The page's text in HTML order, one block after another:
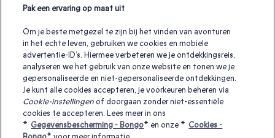
Zoek je een origineel vaderdag cadeau
Pak een ervaring op maat uit
Om je beste metgezel te zijn bij het vinden van avonturen
in het echte leven, gebruiken we cookies en mobiele
advertentie-ID’s. Hiermee verbeteren we je ontdekkingsreis,
analyseren we het gebruik van onze website en tonen we je
gepersonaliseerde en niet-gepersonaliseerde ontdekkingen.
Je kunt alle cookies accepteren, je voorkeuren beheren via
Cookie-instellingen of doorgaan zonder niet-essentiële
cookies te accepteren. Lees meer in ons
* Gegevensbescherming - Bongo* en onze * Cookies -